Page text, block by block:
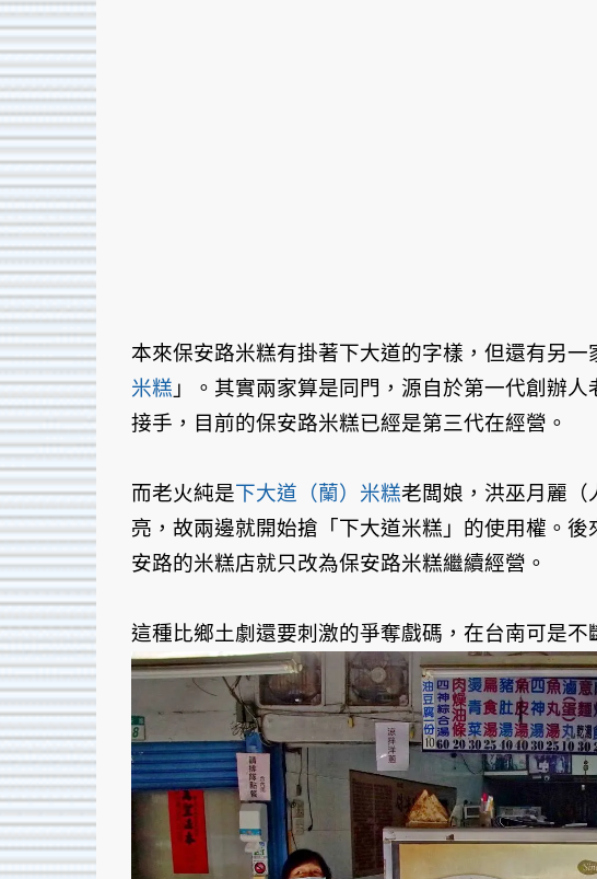
本來保安路米糕有掛著下大道的字樣，但還有另
米糕 」。其實兩家算是同門，源自於第一代創辦
接手，目前的保安路米糕已經是第三代在經營。
而老火純是下大道（蘭）米糕老闆娘，洪巫月麗
亮，故兩邊就開始搶「下大道米糕」的使用權。後
安路的米糕店就只改為保安路米糕繼續經營。
這種比鄉土劇還要刺激的爭奪戲碼，在台南可是不